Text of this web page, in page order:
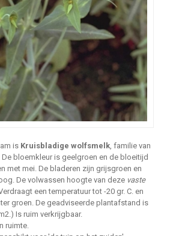
is Kruisbladige wolfsmelk , familie van
De bloemkleur is geelgroen en de bloeitijd
met mei. De bladeren zijn grijsgroen en
De volwassen hoogte van deze vaste
een temperatuur tot -20 gr. C. en
groen. De geadviseerde plantafstand is
Is ruim verkrijgbaar.
ruimte.